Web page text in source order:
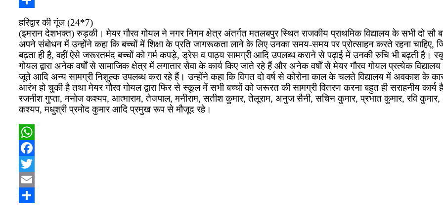
Share
हरिद्वार की गूंज (24*7)
(इमरान देशभक्त) रुड़की। मेयर गौरव गोयल ने नगर निगम क्षेत्र अंतर्गत मतलबपुर स्थित राजकीय प्राथमिक विद्यालय के सभी दो सौ
अपने संबोधन में उन्होंने कहा कि बच्चों में शिक्षा के प्रति जागरूकता लाने के लिए उनका समय-समय पर प्रोत्साहन करते रहना चाहिए,
बढ़ता ही है, वहीं ऐसे जरूरतमंद बच्चों को गर्म कपड़े, ड्रेस व पाठ्य सामग्री आदि उपलब्ध कराने से पढ़ाई में उनकी रुचि भी बढ़ती है।
गोयल द्वारा अनेक वर्षों से सामाजिक क्षेत्र में लगातार सेवा के कार्य किए जाते रहे हैं और अनेक वर्षों से मेयर गौरव गोयल प्रत्येक
जूते आदि अन्य सामग्री निशुल्क उपलब्ध करा रहे हैं। उन्होंने कहा कि विगत दो वर्ष से कोरोना काल के चलते विद्यालय में अवकाश के
आरंभ हो चुकी है तथा मेयर गौरव गोयल द्वारा फिर से स्कूल में सभी बच्चों को जरूरत की सामग्री वितरण करना बहुत ही सराहनीय कार्य
रजनीश गुप्ता, मनोज कश्यप, आत्माराम, तेजपाल, मनीराम, सतीश कुमार, तेलूराम, अनुज सैनी, सचिन कुमार, प्रभात कुमार, रवि
कश्यप, मधुश्री प्रमोद कुमार आदि प्रमुख रूप से मौजूद रहे।
WhatsApp
Facebook
Twitter
Email